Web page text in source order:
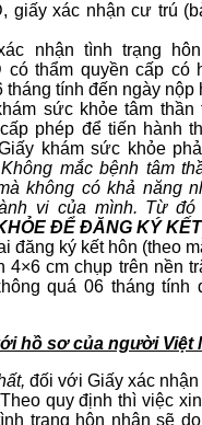
giấy xác nhận cư trú
nhận tình trạng
có thẩm quyền cấp có
tháng tính đến ngày nộp
sức khỏe tâm
phép để tiến hành
khám sức khỏe
Không mắc bệnh tâm
không có khả năng
vi của mình. Từ đó
ĐỂ ĐĂNG KÝ
đăng ký kết hôn (theo
4×6 cm chụp trên nền
quá 06 tháng tính
hồ sơ của người Việt
đối với Giấy xác nhận
quy định thì việc
trạng hôn nhân sẽ